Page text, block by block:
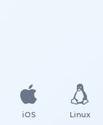
iOS Linux